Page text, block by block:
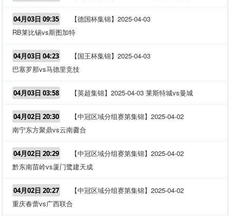
04月03日 09:35
【德国杯集锦】2025-04-03
RB莱比锡vs斯图加特
04月03日 04:23
【国王杯集锦】2025-04-03
巴塞罗那vs马德里竞技
04月03日 03:58 【英超集锦】2025-04-03 莱斯特城vs曼城
04月02日 20:30
【中冠区域分组赛第集锦】2025-04-02
南宁东方聚鼎vs云南爨合
04月02日 20:29
【中冠区域分组赛第集锦】2025-04-02
黔东南苗岭vs厦门鹭建天成
04月02日 20:27
【中冠区域分组赛第集锦】2025-04-02
重庆春蕾vs广西联合